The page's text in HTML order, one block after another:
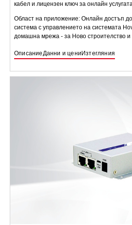
кабел и лицензен ключ за онлайн
Област на приложение: Онлайн достъп
система с управлението на системата
домашна мрежа - за Ново строителство и
ОписаниеДанни и цени Изтегляния